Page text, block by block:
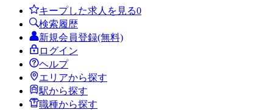
キープした求人を見る0
検索履歴
新規会員登録(無料)
ログイン
ヘルプ
エリアから探す
駅から探す
職種から探す